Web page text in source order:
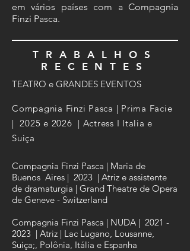
em vários países com a Compagnia
Finzi Pasca.
TRABALHOS
RECENTES
TEATRO e GRANDES EVENTOS
Compagnia Finzi Pasca | Prima Facie
| 2025 e 2026 | Actress I Italia e
Suiça
Compagnia Finzi Pasca | Maria de
Buenos Aires | 2023 | Atriz e assistente
de dramaturgia | Grand Theatre de Opera
de Geneve - Switzerland
Compagnia Finzi Pasca | NUDA | 2021 -
2023 | Atriz | Lac Lugano, Lousanne,
Suiça;, Polônia, Itália e Espanha